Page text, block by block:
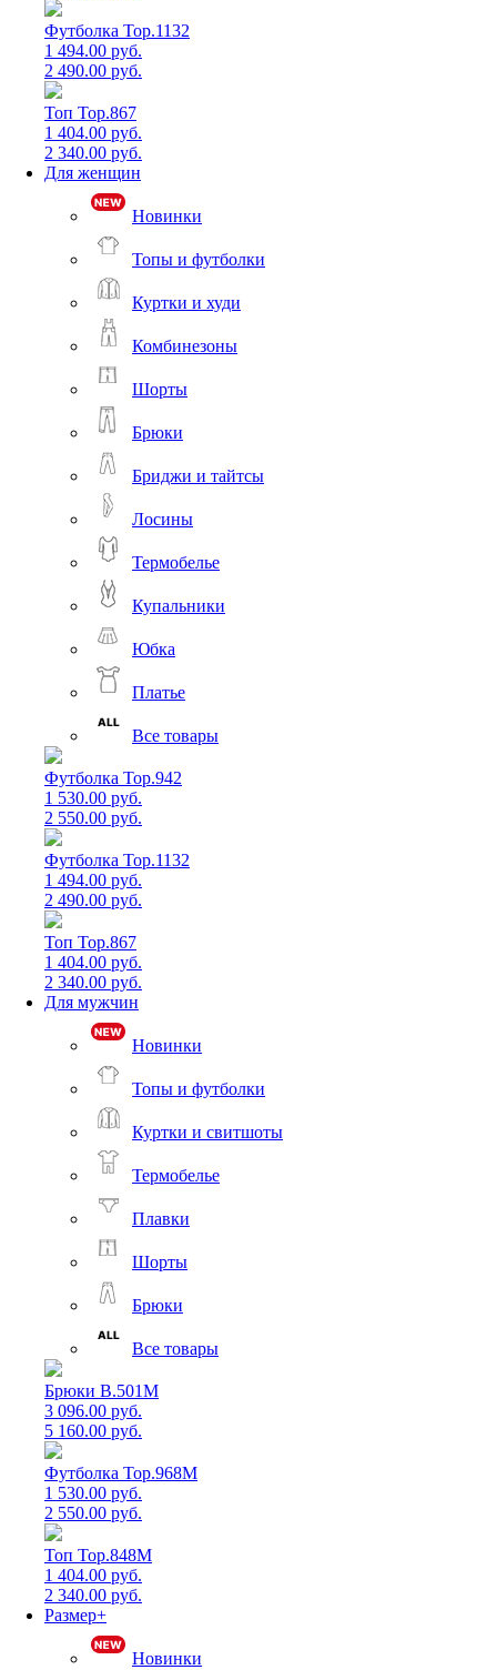
Футболка Top.1132
1 494.00 руб.
2 490.00 руб.
Топ Top.867
1 404.00 руб.
2 340.00 руб.
Для женщин
Новинки
Топы и футболки
Куртки и худи
Комбинезоны
Шорты
Брюки
Бриджи и тайтсы
Лосины
Термобелье
Купальники
Юбка
Платье
Все товары
Футболка Top.942
1 530.00 руб.
2 550.00 руб.
Футболка Top.1132
1 494.00 руб.
2 490.00 руб.
Топ Top.867
1 404.00 руб.
2 340.00 руб.
Для мужчин
Новинки
Топы и футболки
Куртки и свитшоты
Термобелье
Плавки
Шорты
Брюки
Все товары
Брюки B.501M
3 096.00 руб.
5 160.00 руб.
Футболка Top.968M
1 530.00 руб.
2 550.00 руб.
Топ Top.848M
1 404.00 руб.
2 340.00 руб.
Размер+
Новинки